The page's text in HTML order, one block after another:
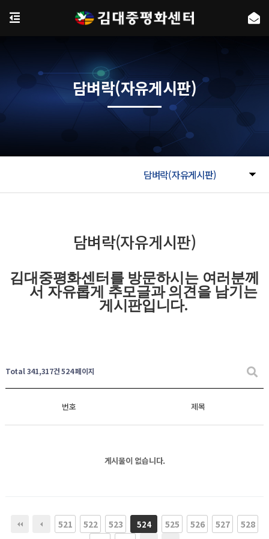
담벼락(자유게시판)
담벼락(자유게시판)
담벼락(자유게시판)
김대중평화센터를 방문하시는 여러분께
서 자유롭게 추모글과의견을 남기는
게시판입니다.
Total 341,317건524 페이지
번호 제목
게시물이 없습니다.
521 522 523 524 525 526 527
528